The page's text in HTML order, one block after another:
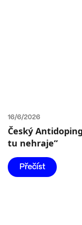
16/6/2026
Český
tu nehraje“
Přečíst